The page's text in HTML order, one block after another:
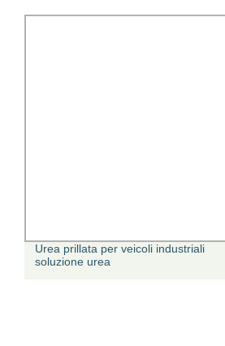
Urea prillata per veicoli industriali
soluzione urea